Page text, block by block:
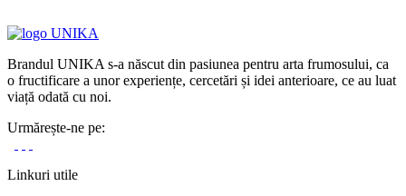
Brandul UNIKA s-a născut din pasiunea pentru arta frumosului, ca
o fructificare a unor experiențe, cercetări și idei anterioare, ce au luat
viață odată cu noi.
Urmărește-ne pe:
Linkuri utile